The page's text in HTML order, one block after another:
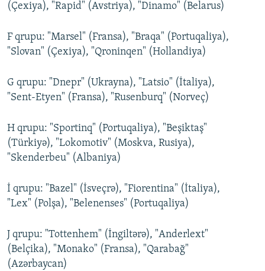
(Çexiya), "Rapid" (Avstriya), "Dinamo" (Belarus)
F qrupu: "Marsel" (Fransa), "Braqa" (Portuqaliya),
"Slovan" (Çexiya), "Qroninqen" (Hollandiya)
G qrupu: "Dnepr" (Ukrayna), "Latsio" (İtaliya),
"Sent-Etyen" (Fransa), "Rusenburq" (Norveç)
H qrupu: "Sportinq" (Portuqaliya), "Beşiktaş"
(Türkiyə), "Lokomotiv" (Moskva, Rusiya),
"Skenderbeu" (Albaniya)
İ qrupu: "Bazel" (İsveçrə), "Fiorentina" (İtaliya),
"Lex" (Polşa), "Belenenses" (Portuqaliya)
J qrupu: "Tottenhem" (İngiltərə), "Anderlext"
(Belçika), "Monako" (Fransa), "Qarabağ"
(Azərbaycan)